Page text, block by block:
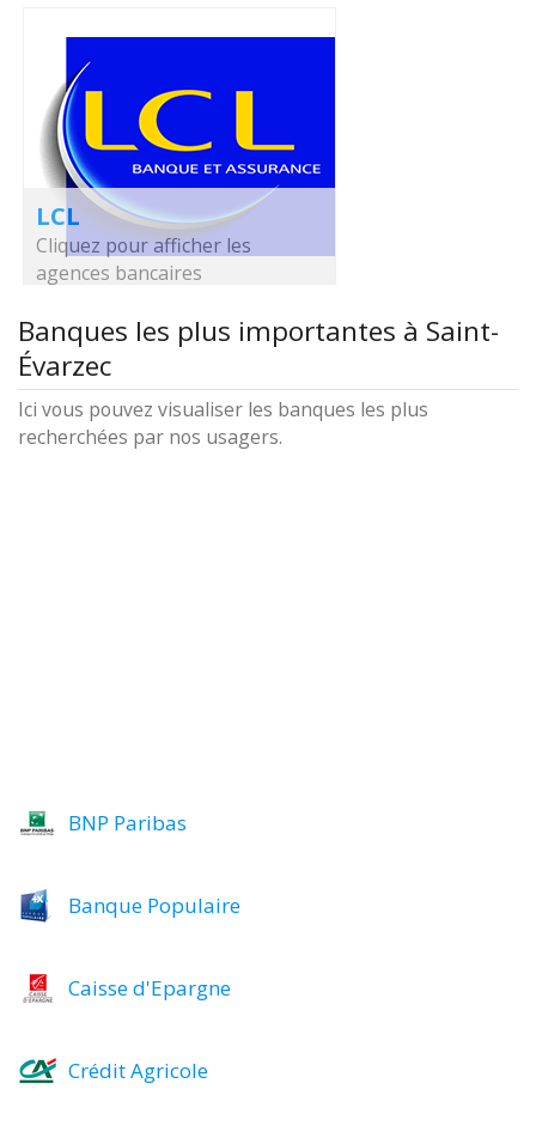
LCL
Cliquez pour afficher les
agences bancaires
Banques les plus importantes à Saint-
Évarzec
Ici vous pouvez visualiser les banques les plus
recherchées par nos usagers.
BNP Paribas
Banque Populaire
Caisse d'Epargne
Crédit Agricole